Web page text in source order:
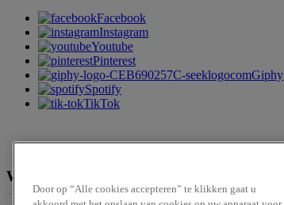
Facebook
Instagram
Youtube
Pinterest
Giphy
Spotify
TikTok
We zijn te verkrijgen bij
Door op “Alle cookies accepteren” te klikken gaat u